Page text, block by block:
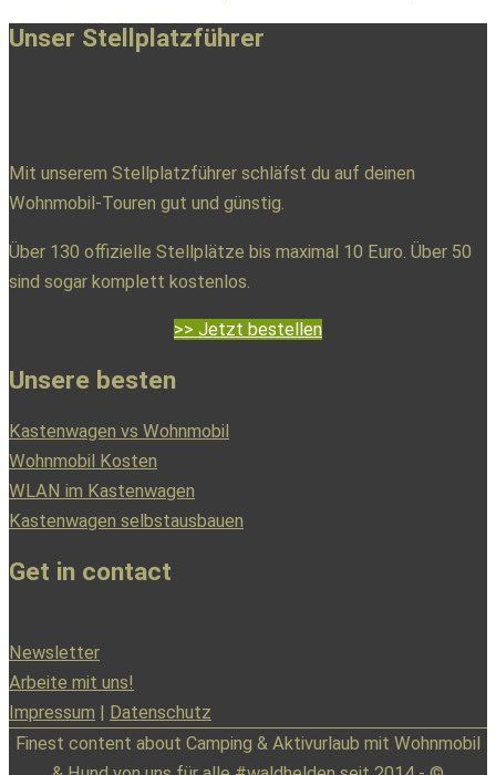
Unser Stellplatzführer
Mit unserem Stellplatzführer schläfst du auf deinen
Wohnmobil-Touren gut und günstig.
Über 130 offizielle Stellplätze bis maximal 10 Euro. Über 50
sind sogar komplett kostenlos.
>> Jetzt bestellen
Unsere besten
Kastenwagen vs Wohnmobil
Wohnmobil Kosten
WLAN im Kastenwagen
Kastenwagen selbstausbauen
Get in contact
Newsletter
Arbeite mit uns!
Impressum | Datenschutz
Finest content about Camping & Aktivurlaub mit Wohnmobil